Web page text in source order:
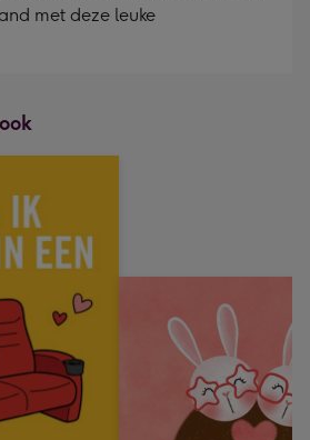
met deze leuke